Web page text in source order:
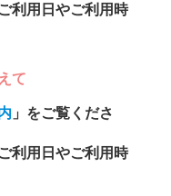
利用日やご利用時
て
」をご覧くださ
利用日やご利用時